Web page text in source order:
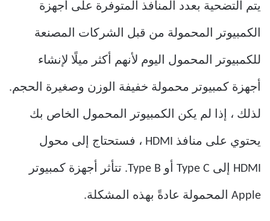
يتم التضحية بعدد المنافذ المتوفرة على أجهزة
الكمبيوتر المحمولة من قبل الشركات المصنعة
للكمبيوتر المحمول اليوم لأنهم أكثر ميلًا لإنشاء
أجهزة كمبيوتر محمولة خفيفة الوزن وصغيرة الحجم.
لذلك ، إذا لم يكن الكمبيوتر المحمول الخاص بك
يحتوي على منافذ HDMI ، فستحتاج إلى محول
HDMI إلى Type C أو Type B. تتأثر أجهزة كمبيوتر
Apple المحمولة عادةً بهذه المشكلة.